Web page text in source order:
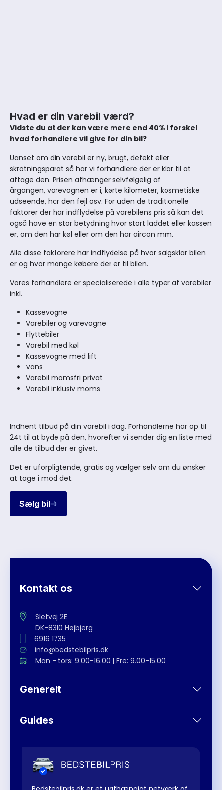
Hvad er din varebil værd?
Vidste du at der kan være mere end 40% i forskel
hvad forhandlere vil give for din bil?
Uanset om din varebil er ny, brugt, defekt eller
skrotningsparat så har vi forhandlere der er klar til at
aftage den. Prisen afhænger selvfølgelig af
årgangen, varevognen er i, kørte kilometer, kosmetiske
udseende, har den fejl osv. For uden de traditionelle
faktorer der har indflydelse på varebilens pris så kan det
også have en stor betydning hvor stort laddet eller kassen
er, om den har køl eller om den har aircon mm.
Alle disse faktorere har indflydelse på hvor salgsklar bilen
er og hvor mange købere der er til bilen.
Vores forhandlere er specialiserede i alle typer af varebiler
inkl.
Kassevogne
Varebiler og varevogne
Flyttebiler
Varebil med køl
Kassevogne med lift
Vans
Varebil momsfri privat
Varebil inklusiv moms
Indhent tilbud på din varebil i dag. Forhandlerne har op til
24t til at byde på den, hvorefter vi sender dig en liste med
alle de tilbud der er givet.
Det er uforpligtende, gratis og vælger selv om du ønsker
at tage i mod det.
Sælg bil
Kontakt os
Sletvej 2E
DK-8310 Højbjerg
6916 1735
info@bedstebilpris.dk
Man - tors: 9.00-16.00 | Fre: 9.00-15.00
Generelt
Guides